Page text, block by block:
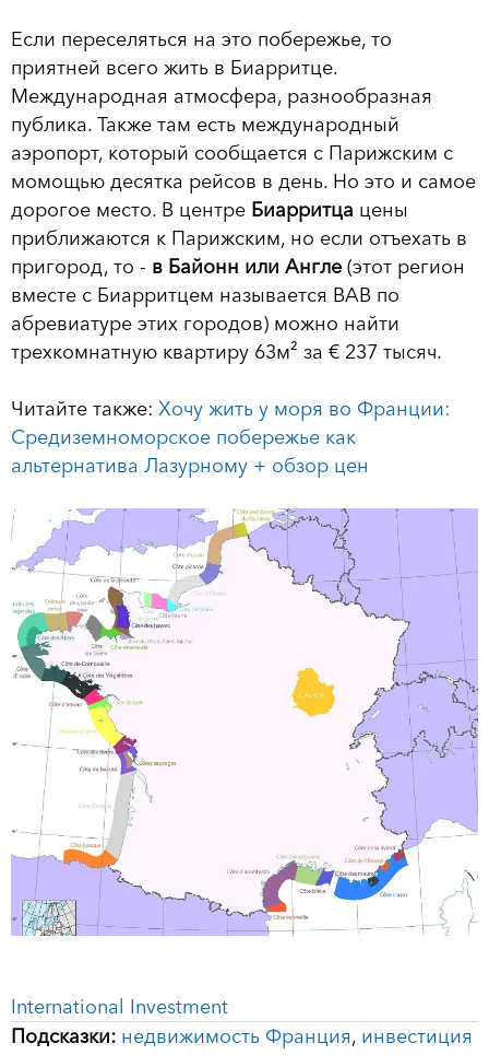
Если переселяться на это побережье, то
приятней всего жить в Биарритце.
Международная атмосфера, разнообразная
публика. Также там есть международный
аэропорт, который сообщается с Парижским с
момощью десятка рейсов в день. Но это и самое
дорогое место. В центре Биарритца цены
приближаются к Парижским, но если отъехать в
пригород, то - в Байонн или Англе (этот регион
вместе с Биарритцем называется ВАВ по
абревиатуре этих городов) можно найти
трехкомнатную квартиру 63м² за € 237 тысяч.
Читайте также: Хочу жить у моря во Франции:
Средиземноморское побережье как
альтернатива Лазурному + обзор цен
International Investment
Подсказки: недвижимость Франция, инвестиция